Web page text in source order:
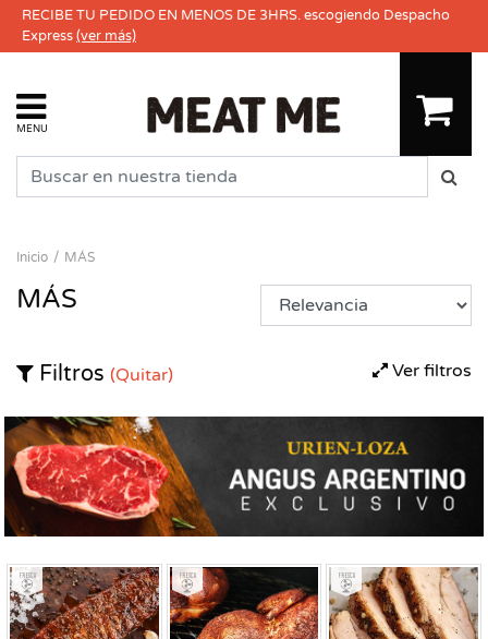
RECIBE TU PEDIDO EN MENOS DE 3HRS. escogiendo Despacho
Express(ver más)
MENU
Inicio MÁS
MÁS
Ver filtros
Filtros (Quitar)
Fresco Fresco Fresco